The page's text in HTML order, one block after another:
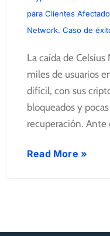
para Clientes
Network. Caso de
La caída de
miles de usuarios
difícil, con sus
bloqueados y
recuperación. Ante
Read More »